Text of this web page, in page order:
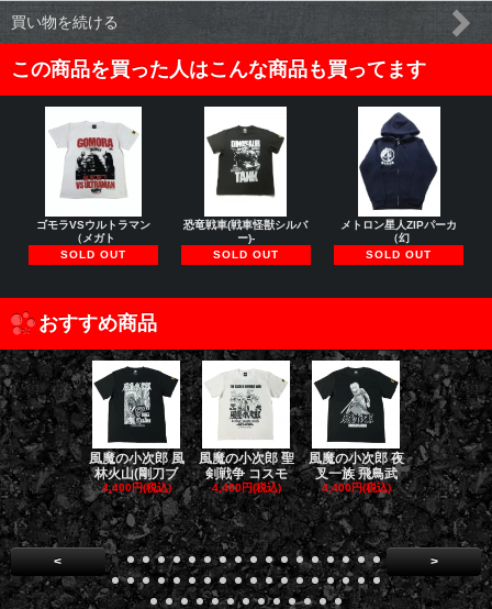
買い物を続ける
この商品を買った人はこんな商品も買ってます
ゴモラVSウルトラマン
（メガト
SOLD OUT
恐竜戦車(戦車怪獣シルバ
ー)-
SOLD OUT
メトロン星人ZIPパーカ
（幻
SOLD OUT
おすすめ商品
風魔の小次郎 風
林火山(剛刀ブ
4,400円(税込)
風魔の小次郎 聖
剣戦争 コスモ
4,400円(税込)
風魔の小次郎 夜
叉一族 飛鳥武
4,400円(税込)
風魔の小次
魔一族 竜
4,400円(税
< >